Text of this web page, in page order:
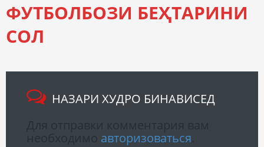
ФУТБОЛБОЗИ БЕҲТАРИНИ
СОЛ
НАЗАРИ ХУДРО БИНАВИСЕД
авторизоваться